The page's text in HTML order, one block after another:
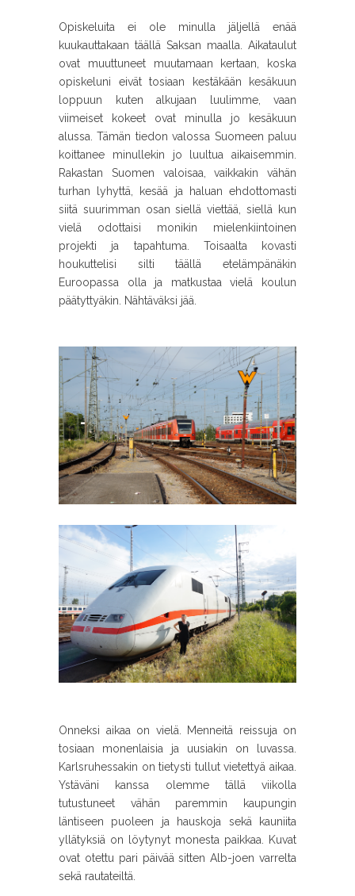
Opiskeluita ei ole minulla jäljellä enää
kuukauttakaan täällä Saksan maalla. Aikataulut
ovat muuttuneet muutamaan kertaan, koska
opiskeluni eivät tosiaan kestäkään kesäkuun
loppuun kuten alkujaan luulimme, vaan
viimeiset kokeet ovat minulla jo kesäkuun
alussa. Tämän tiedon valossa Suomeen paluu
koittanee minullekin jo luultua aikaisemmin.
Rakastan Suomen valoisaa, vaikkakin vähän
turhan lyhyttä, kesää ja haluan ehdottomasti
siitä suurimman osan siellä viettää, siellä kun
vielä odottaisi monikin mielenkiintoinen
projekti ja tapahtuma. Toisaalta kovasti
houkuttelisi silti täällä etelämpänäkin
Euroopassa olla ja matkustaa vielä koulun
päätyttyäkin. Nähtäväksi jää.
Onneksi aikaa on vielä. Menneitä reissuja on
tosiaan monenlaisia ja uusiakin on luvassa.
Karlsruhessakin on tietysti tullut vietettyä aikaa.
Ystäväni kanssa olemme tällä viikolla
tutustuneet vähän paremmin kaupungin
läntiseen puoleen ja hauskoja sekä kauniita
yllätyksiä on löytynyt monesta paikkaa. Kuvat
ovat otettu pari päivää sitten Alb-joen varrelta
sekä rautateiltä.